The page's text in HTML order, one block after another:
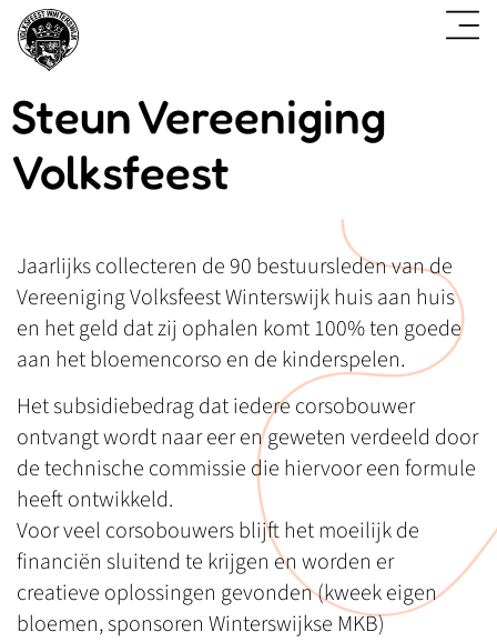
Steun Vereeniging
Volksfeest
Jaarlijks collecteren de 90 bestuursleden van de
Vereeniging Volksfeest Winterswijk huis aan huis
en het geld dat zij ophalen komt 100% ten goede
aan het bloemencorso en de kinderspelen.
Het subsidiebedrag dat iedere corsobouwer
ontvangt wordt naar eer en geweten verdeeld door
de technische commissie die hiervoor een formule
heeft ontwikkeld.
Voor veel corsobouwers blijft het moeilijk de
financiën sluitend te krijgen en worden er
creatieve oplossingen gevonden (kweek eigen
bloemen, sponsoren Winterswijkse MKB)